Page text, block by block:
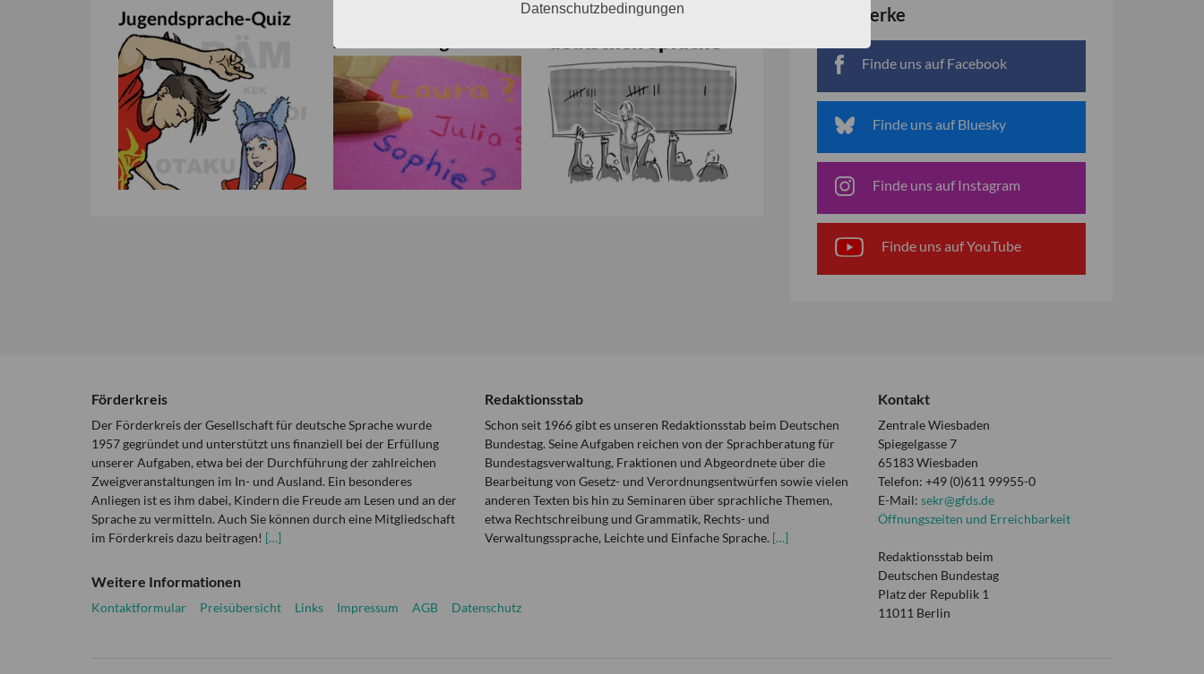
Netzwerke
Finde uns auf Facebook
Finde uns auf Bluesky
Finde uns auf Instagram
Finde uns auf YouTube
Förderkreis
Der Förderkreis der Gesellschaft für deutsche Sprache wurde
1957 gegründet und unterstützt uns finanziell bei der Erfüllung
unserer Aufgaben, etwa bei der Durchführung der zahlreichen
Zweigveranstaltungen im In- und Ausland. Ein besonderes
Anliegen ist es ihm dabei, Kindern die Freude am Lesen und an der
Sprache zu vermitteln. Auch Sie können durch eine Mitgliedschaft
im Förderkreis dazu beitragen! […]
Redaktionsstab
Schon seit 1966 gibt es unseren Redaktionsstab beim Deutschen
Bundestag. Seine Aufgaben reichen von der Sprachberatung für
Bundestagsverwaltung, Fraktionen und Abgeordnete über die
Bearbeitung von Gesetz- und Verordnungsentwürfen sowie vielen
anderen Texten bis hin zu Seminaren über sprachliche Themen,
etwa Rechtschreibung und Grammatik, Rechts- und
Verwaltungssprache, Leichte und Einfache Sprache. […]
Weitere Informationen
Kontaktformular Preisübersicht Links Impressum AGB Datenschutz
Kontakt
Zentrale Wiesbaden
Spiegelgasse 7
65183 Wiesbaden
Telefon: +49 (0)611 99955-0
E-Mail: sekr@gfds.de
Öffnungszeiten und Erreichbarkeit
Redaktionsstab beim
Deutschen Bundestag
Platz der Republik 1
11011 Berlin
Datenschutzbedingungen